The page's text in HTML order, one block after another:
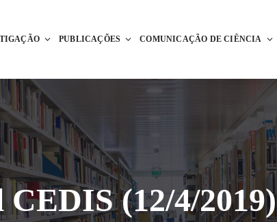
PUBLICAÇÕES COMUNICAÇÃO DE CIÊNCIA
CEDIS (12/4/2019)